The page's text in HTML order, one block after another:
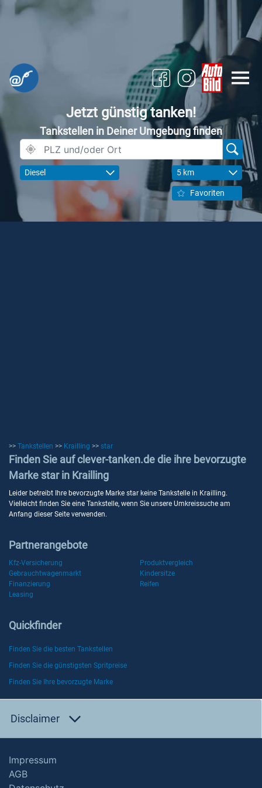
Jetzt günstig tanken!
Tankstellen in Deiner Umgebung finden
Diesel 5 km
Favoriten
>> Tankstellen >> Krailling >> star
Finden Sie auf clever-tanken.de die ihre bevorzugte
Marke star in Krailling
Leider betreibt Ihre bevorzugte Marke star keine Tankstelle in Krailling.
Vielleicht finden Sie eine Tankstelle, wenn Sie unsere Umkreissuche am
Anfang dieser Seite verwenden.
Partnerangebote
Kfz-Versicherung
Produktvergleich
Gebrauchtwagenmarkt
Kindersitze
Finanzierung
Reifen
Leasing
Quickfinder
Finden Sie die besten Tankstellen
Finden Sie die günstigsten Spritpreise
Finden Sie Ihre bevorzugte Marke
Disclaimer
Impressum
AGB